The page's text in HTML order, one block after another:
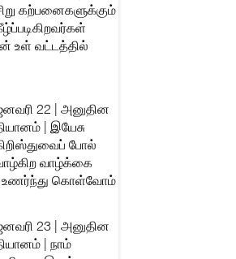
கற்பனைகளுக்கும்
உள் வட்டத்தில்
22 | அனுதின
| இயேசு
போல்
வாழ்க்கை
உணர்ந்து கொள்வோம்
23 | அனுதின
| நாம்